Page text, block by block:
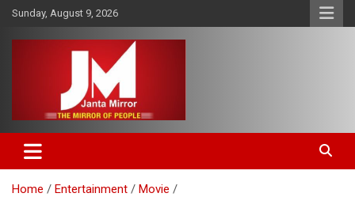
Skip
content
Sunday, August 9, 2026
Janta Mirror
Home Entertainment
Movie